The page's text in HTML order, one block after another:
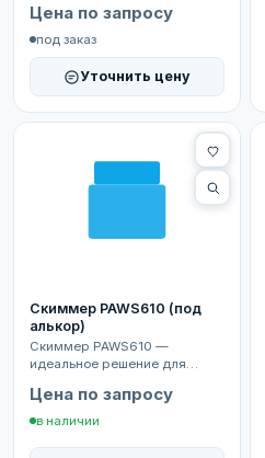
устройство для
поверхностного водозабора в
басс...
Цена по запросу
под заказ
Уточнить цену
Скиммер PAWS610 (под
алькор)
Скиммер PAWS610 —
идеальное решение для
Alkorplan, а также каркасных...
Цена по запросу
в наличии